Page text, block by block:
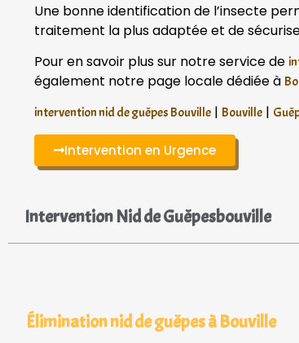
Une bonne identification de l’insecte
traitement la plus adaptée et de
Pour en savoir plus sur notre service de
également notre page locale dédiée à
intervention nid de guêpes Bouville | Bouville |
Intervention en Urgence
Intervention Nid de Guêpesbouville
Élimination nid de guêpes à Bouville